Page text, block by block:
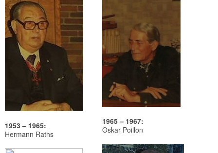
1953 – 1965:
Hermann Raths
1965 – 1967:
Oskar Poillon